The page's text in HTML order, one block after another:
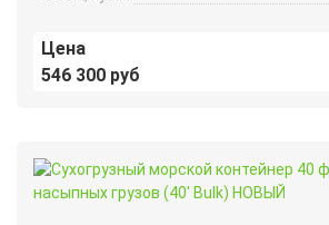
Цена
546 300 руб